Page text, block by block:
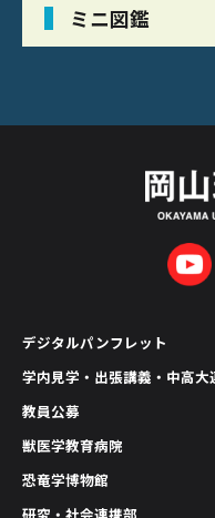
ミニ図鑑
デジタルパンフレット
学内見学・出張講義・中高大
教員公募
獣医学教育病院
恐竜学博物館